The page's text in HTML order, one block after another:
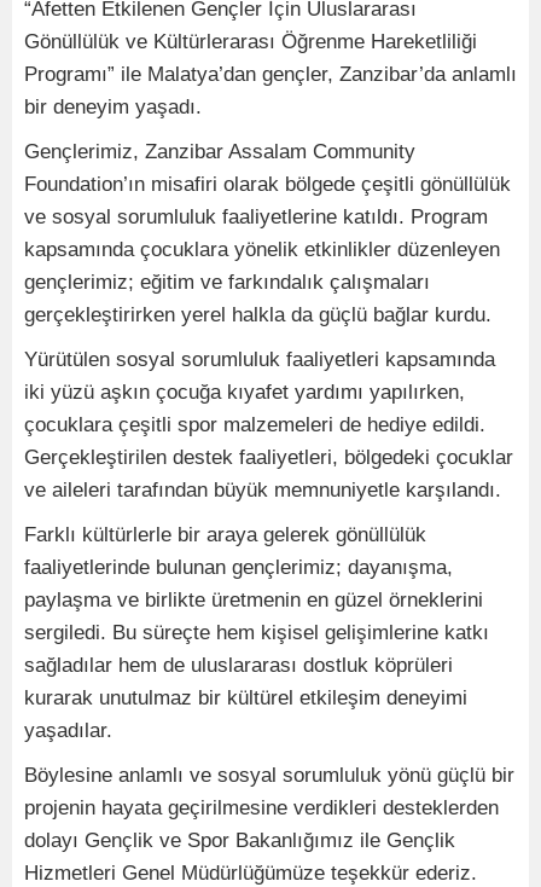
“Afetten Etkilenen Gençler İçin Uluslararası
Gönüllülük ve Kültürlerarası Öğrenme Hareketliliği
Programı” ile Malatya’dan gençler, Zanzibar’da anlamlı
bir deneyim yaşadı.
Gençlerimiz, Zanzibar Assalam Community
Foundation’ın misafiri olarak bölgede çeşitli gönüllülük
ve sosyal sorumluluk faaliyetlerine katıldı. Program
kapsamında çocuklara yönelik etkinlikler düzenleyen
gençlerimiz; eğitim ve farkındalık çalışmaları
gerçekleştirirken yerel halkla da güçlü bağlar kurdu.
Yürütülen sosyal sorumluluk faaliyetleri kapsamında
iki yüzü aşkın çocuğa kıyafet yardımı yapılırken,
çocuklara çeşitli spor malzemeleri de hediye edildi.
Gerçekleştirilen destek faaliyetleri, bölgedeki çocuklar
ve aileleri tarafından büyük memnuniyetle karşılandı.
Farklı kültürlerle bir araya gelerek gönüllülük
faaliyetlerinde bulunan gençlerimiz; dayanışma,
paylaşma ve birlikte üretmenin en güzel örneklerini
sergiledi. Bu süreçte hem kişisel gelişimlerine katkı
sağladılar hem de uluslararası dostluk köprüleri
kurarak unutulmaz bir kültürel etkileşim deneyimi
yaşadılar.
Böylesine anlamlı ve sosyal sorumluluk yönü güçlü bir
projenin hayata geçirilmesine verdikleri desteklerden
dolayı Gençlik ve Spor Bakanlığımız ile Gençlik
Hizmetleri Genel Müdürlüğümüze teşekkür ederiz.